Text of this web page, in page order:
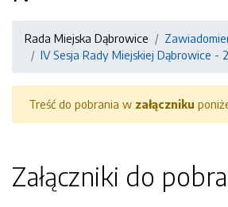
Rada Miejska Dąbrowice
IV Sesja Rady Miejskiej Dąbrowice -
Treść do pobrania w załączniku
Załączniki do